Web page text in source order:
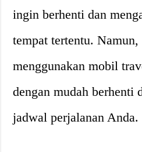
ingin berhenti dan
tempat tertentu. Namun,
menggunakan mobil
dengan mudah berhenti
jadwal perjalanan Anda.